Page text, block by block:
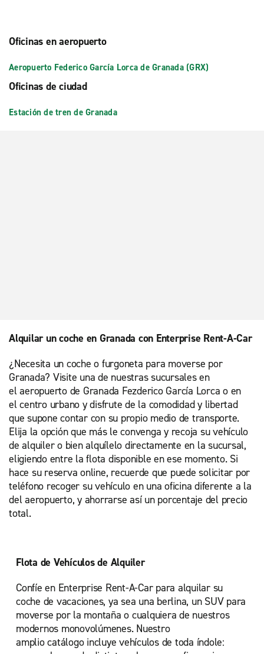
Oficinas en aeropuerto
Aeropuerto Federico García Lorca de Granada (GRX)
Oficinas de ciudad
Estación de tren de Granada
Alquilar un coche en Granada con Enterprise Rent-A-Car
¿Necesita un coche o furgoneta para moverse por
Granada? Visite una de nuestras sucursales en
el aeropuerto de Granada Fezderico García Lorca o en
el centro urbano y disfrute de la comodidad y libertad
que supone contar con su propio medio de transporte.
Elija la opción que más le convenga y recoja su vehículo
de alquiler o bien alquílelo directamente en la sucursal,
eligiendo entre la flota disponible en ese momento. Si
hace su reserva online, recuerde que puede solicitar por
teléfono recoger su vehículo en una oficina diferente a la
del aeropuerto, y ahorrarse así un porcentaje del precio
total.
Flota de Vehículos de Alquiler
Confíe en Enterprise Rent-A-Car para alquilar su
coche de vacaciones, ya sea una berlina, un SUV para
moverse por la montaña o cualquiera de nuestros
modernos monovolúmenes. Nuestro
amplio catálogo incluye vehículos de toda índole: